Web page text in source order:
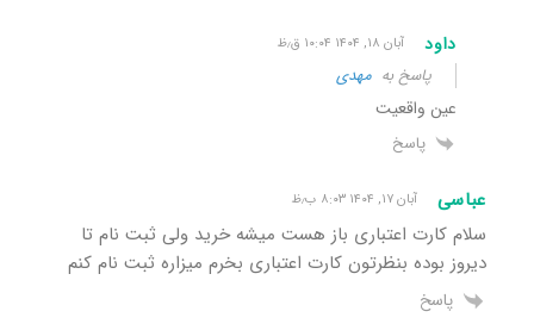
داود آبان ۱۸, ۱۴۰۴ ۱۰:۰۴ ق٫ظ
پاسخ به مهدی
عین واقعیت
پاسخ
عباسی آبان ۱۷, ۱۴۰۴ ۸:۰۳ ب٫ظ
سلام کارت اعتباری باز هست میشه خرید ولی ثبت نام تا
دیروز بوده بنظرتون کارت اعتباری بخرم میزاره ثبت نام کنم
پاسخ